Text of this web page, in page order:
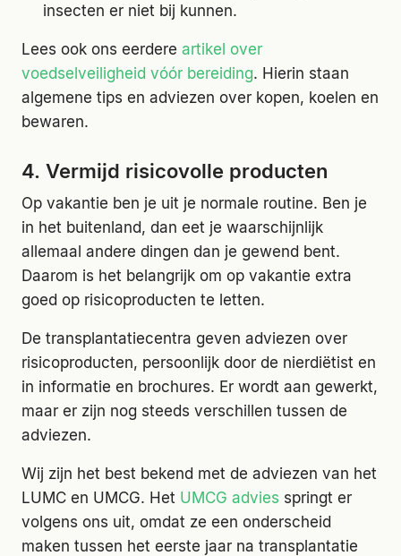
insecten er niet bij kunnen.
Lees ook ons eerdere artikel over
voedselveiligheid vóór bereiding. Hierin staan
algemene tips en adviezen over kopen, koelen en
bewaren.
4. Vermijd risicovolle producten
Op vakantie ben je uit je normale routine. Ben je
in het buitenland, dan eet je waarschijnlijk
allemaal andere dingen dan je gewend bent.
Daarom is het belangrijk om op vakantie extra
goed op risicoproducten te letten.
De transplantatiecentra geven adviezen over
risicoproducten, persoonlijk door de nierdiëtist en
in informatie en brochures. Er wordt aan gewerkt,
maar er zijn nog steeds verschillen tussen de
adviezen.
Wij zijn het best bekend met de adviezen van het
LUMC en UMCG. Het UMCG advies springt er
volgens ons uit, omdat ze een onderscheid
maken tussen het eerste jaar na transplantatie